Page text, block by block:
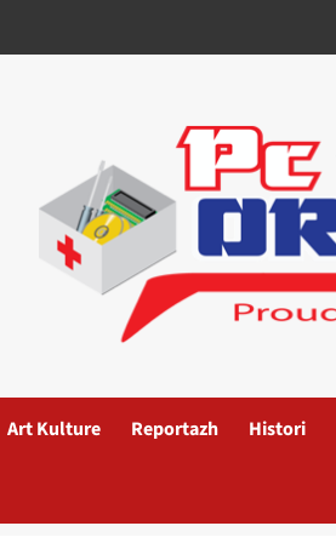
Art Kulture Reportazh Histori